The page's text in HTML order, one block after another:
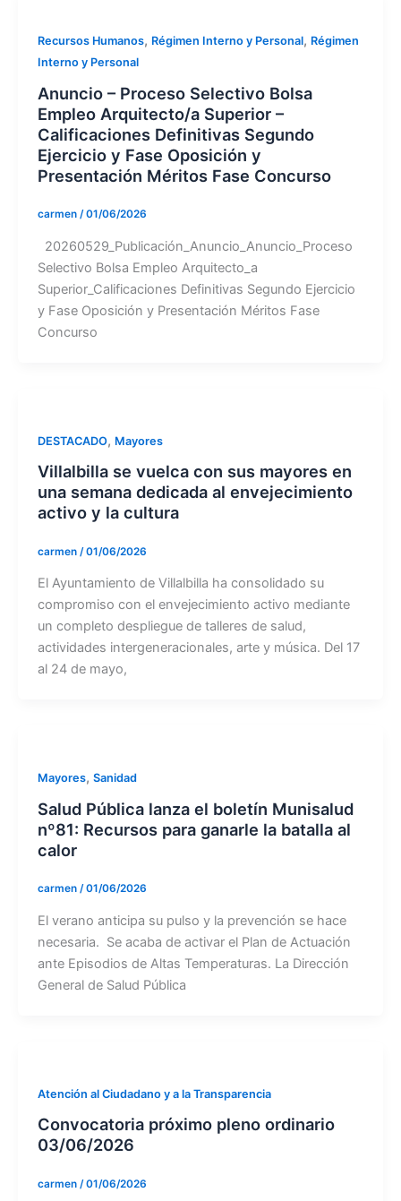
Recursos Humanos, Régimen Interno y Personal, Régimen
Interno y Personal
Anuncio – Proceso Selectivo Bolsa
Empleo Arquitecto/a Superior –
Calificaciones Definitivas Segundo
Ejercicio y Fase Oposición y
Presentación Méritos Fase Concurso
carmen /01/06/2026
20260529_Publicación_Anuncio_Anuncio_Proceso
Selectivo Bolsa Empleo Arquitecto_a
Superior_Calificaciones Definitivas Segundo Ejercicio
y Fase Oposición y Presentación Méritos Fase
Concurso
DESTACADO, Mayores
Villalbilla se vuelca con sus mayores en
una semana dedicada al envejecimiento
activo y la cultura
carmen /01/06/2026
El Ayuntamiento de Villalbilla ha consolidado su
compromiso con el envejecimiento activo mediante
un completo despliegue de talleres de salud,
actividades intergeneracionales, arte y música. Del 17
al 24 de mayo,
Mayores, Sanidad
Salud Pública lanza el boletín Munisalud
nº81: Recursos para ganarle la batalla al
calor
carmen /01/06/2026
El verano anticipa su pulso y la prevención se hace
necesaria. Se acaba de activar el Plan de Actuación
ante Episodios de Altas Temperaturas. La Dirección
General de Salud Pública
Atención al Ciudadano y a la Transparencia
Convocatoria próximo pleno ordinario
03/06/2026
carmen /01/06/2026